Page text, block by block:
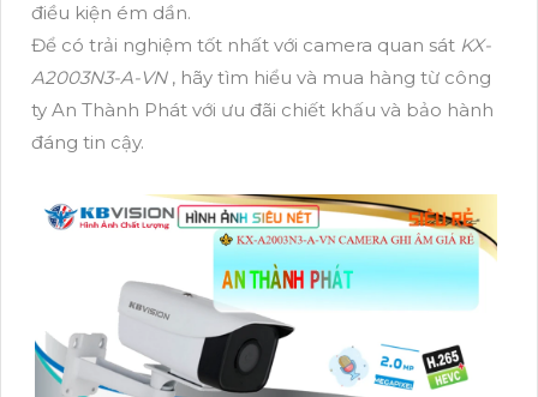
điều kiện ém dần.
Để có trải nghiệm tốt nhất với camera quan sát KX-
A2003N3-A-VN, hãy tìm hiểu và mua hàng từ công
ty An Thành Phát với ưu đãi chiết khấu và bảo hành
đáng tin cậy.